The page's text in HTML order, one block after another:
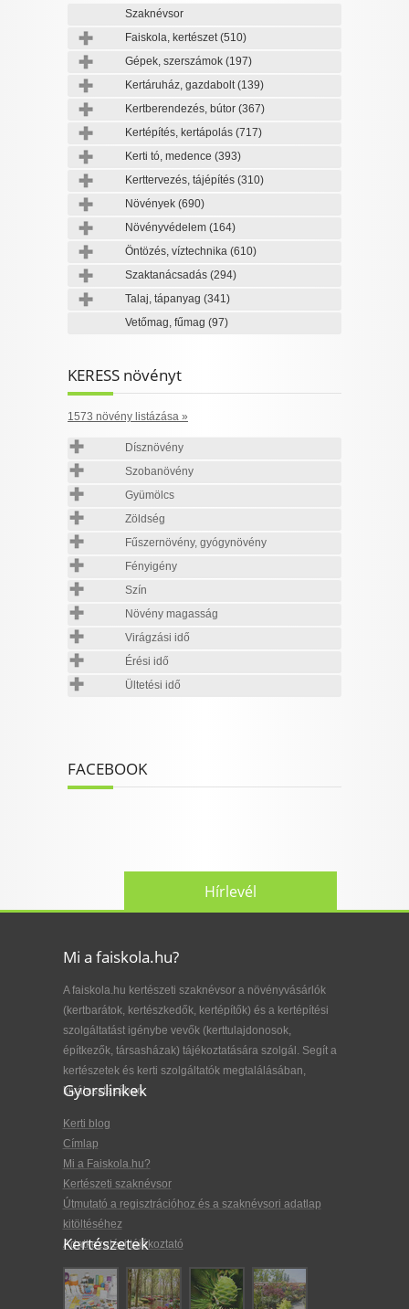
Szaknévsor
Faiskola, kertészet(510)
Gépek, szerszámok (197)
Kertáruház, gazdabolt(139)
Kertberendezés, bútor (367)
Kertépítés, kertápolás (717)
Kerti tó, medence (393)
Kerttervezés, tájépítés (310)
Növények (690)
Növényvédelem (164)
Öntözés, víztechnika (610)
Szaktanácsadás (294)
Talaj, tápanyag (341)
Vetőmag, fűmag (97)
KERESS növényt
1573 növény listázása »
Dísznövény
Szobanövény
Gyümölcs
Zöldség
Fűszernövény, gyógynövény
Fényigény
Szín
Növény magasság
Virágzási idő
Érési idő
Ültetési idő
FACEBOOK
Hírlevél
Mi a faiskola.hu?
A faiskola.hu kertészeti szaknévsor a növényvásárlók
(kertbarátok, kertészkedők, kertépítők) és a kertépítési
szolgáltatást igénybe vevők (kerttulajdonosok,
építkezők, társasházak) tájékoztatására szolgál. Segít a
kertészetek és kerti szolgáltatók megtalálásában,
kiválasztásában.
Gyorslinkek
Kerti blog
Címlap
Mi a Faiskola.hu?
Kertészeti szaknévsor
Útmutató a regisztrációhoz és a szaknévsori adatlap
kitöltéséhez
Adatkezelési tájékoztató
Kertészetek